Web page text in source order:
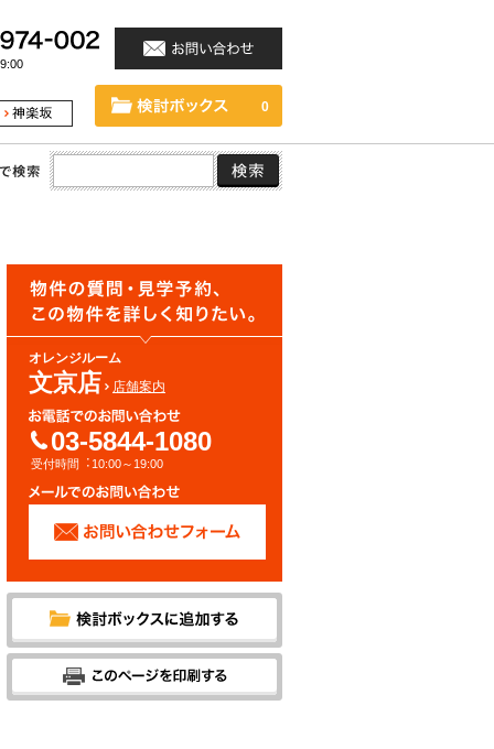
0
オレンジルーム
文京店 店舗案内
03-5844-1080
受付時間︓10:00～19:00